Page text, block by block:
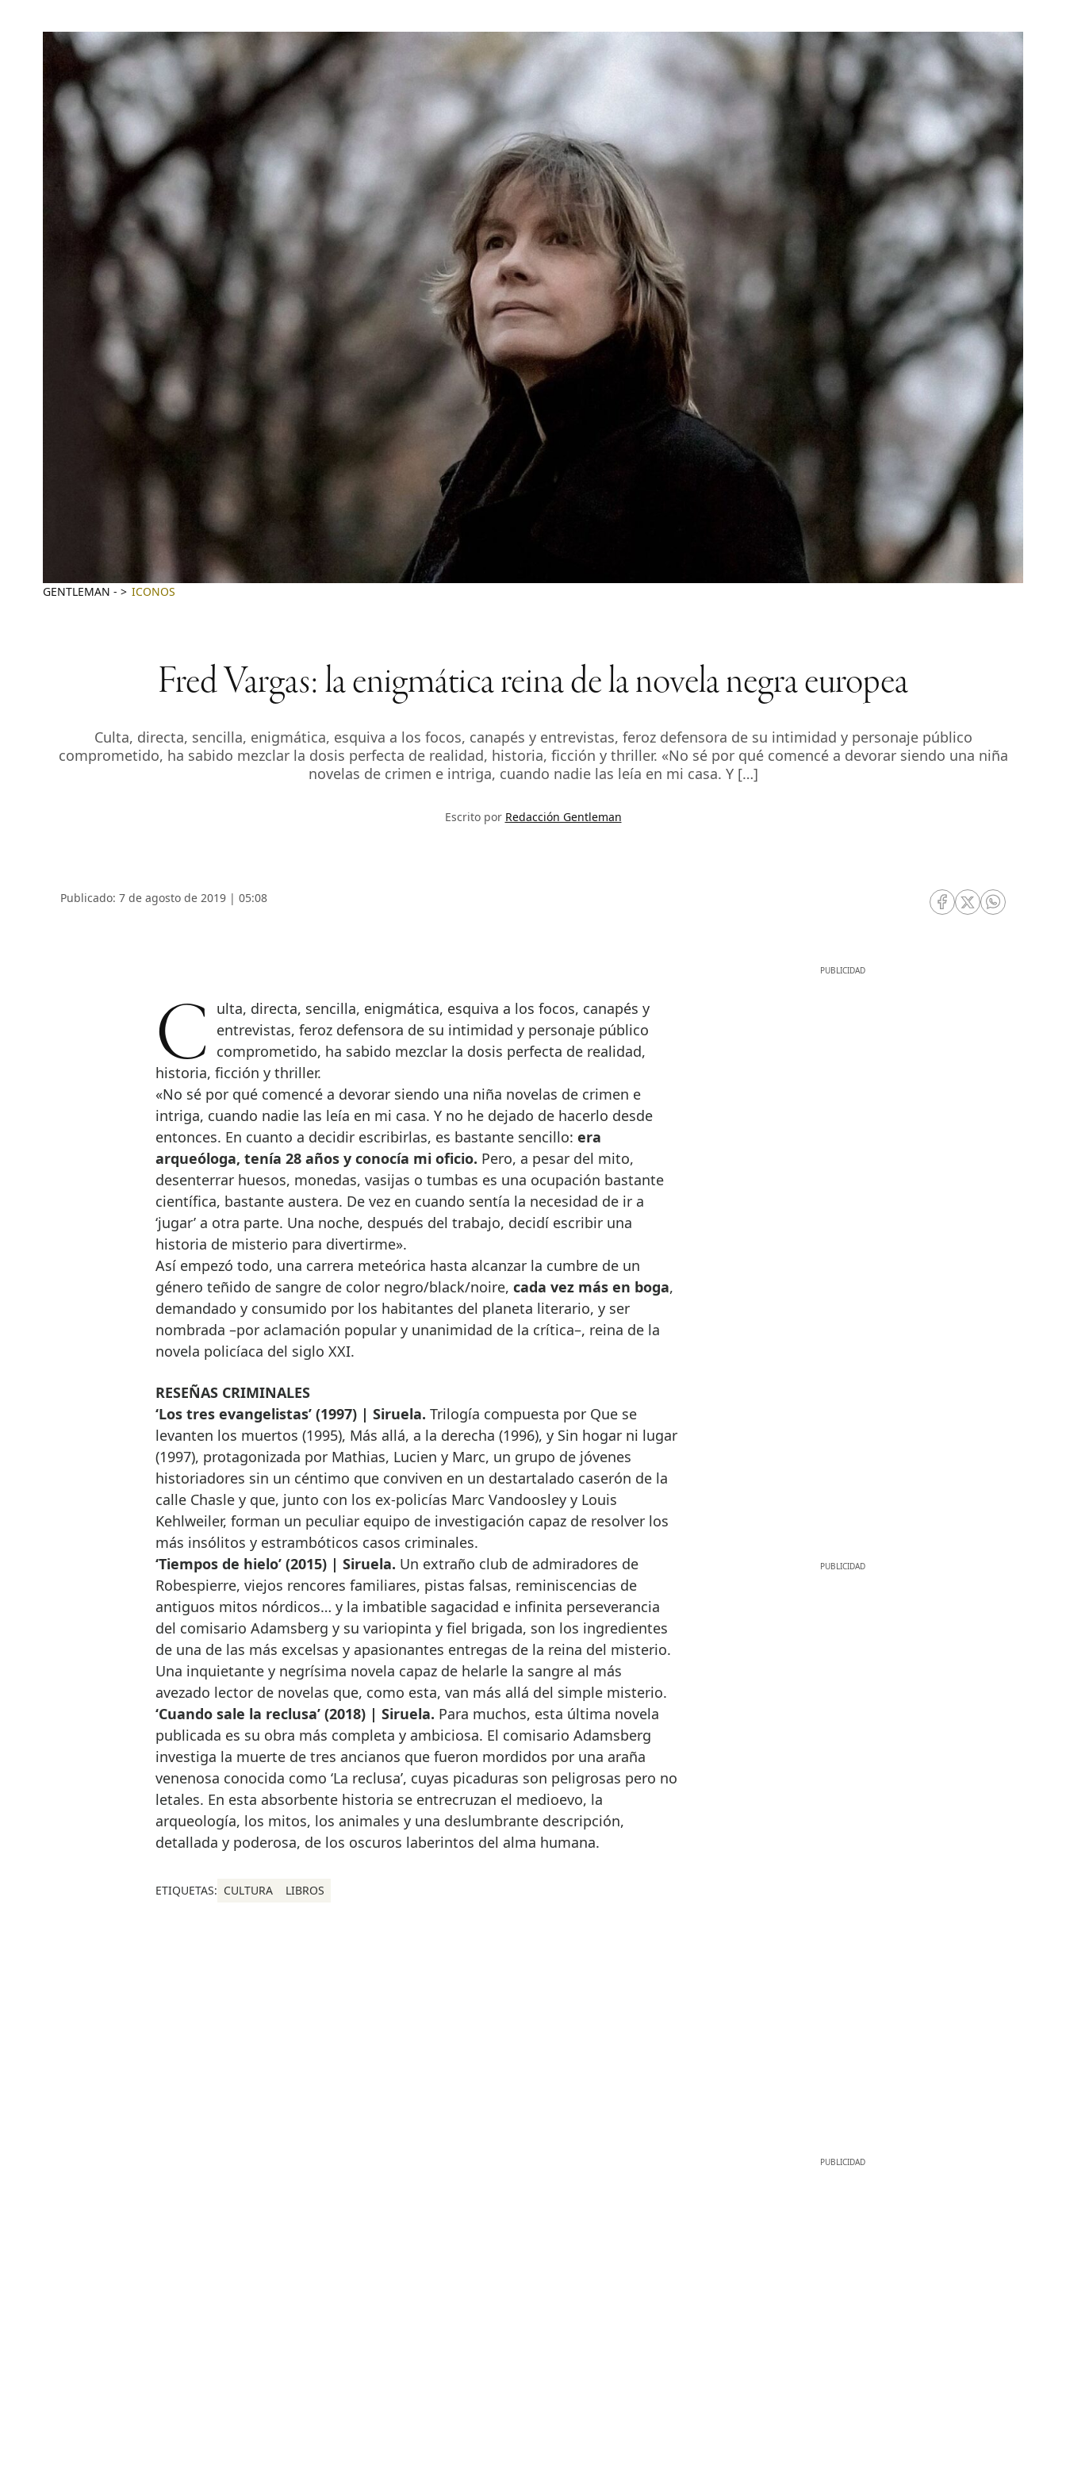
GENTLEMAN - ICONOS
Fred Vargas: la enigmática reina de la novela negra europea
Culta, directa, sencilla, enigmática, esquiva a los focos, canapés y entrevistas, feroz defensora de su intimidad y personaje público
comprometido, ha sabido mezclar la dosis perfecta de realidad, historia, ficción y thriller. «No sé por qué comencé a devorar siendo una niña
novelas de crimen e intriga, cuando nadie las leía en mi casa. Y […]
Escrito por Redacción Gentleman
Publicado: 7 de agosto de 2019 | 05:08
RRSS Facebook
RRSS Twitter
RRSS
Culta, directa, sencilla, enigmática, esquiva a los focos, canapés y
entrevistas, feroz defensora de su intimidad y personaje público
comprometido, ha sabido mezclar la dosis perfecta de realidad,
historia, ficción y thriller.
«No sé por qué comencé a devorar siendo una niña novelas de crimen e
intriga, cuando nadie las leía en mi casa. Y no he dejado de hacerlo desde
entonces. En cuanto a decidir escribirlas, es bastante sencillo: era
arqueóloga, tenía 28 años y conocía mi oficio. Pero, a pesar del mito,
desenterrar huesos, monedas, vasijas o tumbas es una ocupación bastante
científica, bastante austera. De vez en cuando sentía la necesidad de ir a
‘jugar’ a otra parte. Una noche, después del trabajo, decidí escribir una
historia de misterio para divertirme».
Así empezó todo, una carrera meteórica hasta alcanzar la cumbre de un
género teñido de sangre de color negro/black/noire, cada vez más en boga,
demandado y consumido por los habitantes del planeta literario, y ser
nombrada –por aclamación popular y unanimidad de la crítica–, reina de la
novela policíaca del siglo XXI.
RESEÑAS CRIMINALES
‘Los tres evangelistas’ (1997) | Siruela. Trilogía compuesta por Que se
levanten los muertos (1995), Más allá, a la derecha (1996), y Sin hogar ni lugar
(1997), protagonizada por Mathias, Lucien y Marc, un grupo de jóvenes
historiadores sin un céntimo que conviven en un destartalado caserón de la
calle Chasle y que, junto con los ex-policías Marc Vandoosley y Louis
Kehlweiler, forman un peculiar equipo de investigación capaz de resolver los
más insólitos y estrambóticos casos criminales.
‘Tiempos de hielo’ (2015) | Siruela. Un extraño club de admiradores de
Robespierre, viejos rencores familiares, pistas falsas, reminiscencias de
antiguos mitos nórdicos… y la imbatible sagacidad e infinita perseverancia
del comisario Adamsberg y su variopinta y fiel brigada, son los ingredientes
de una de las más excelsas y apasionantes entregas de la reina del misterio.
Una inquietante y negrísima novela capaz de helarle la sangre al más
avezado lector de novelas que, como esta, van más allá del simple misterio.
‘Cuando sale la reclusa’ (2018) | Siruela. Para muchos, esta última novela
publicada es su obra más completa y ambiciosa. El comisario Adamsberg
investiga la muerte de tres ancianos que fueron mordidos por una araña
venenosa conocida como ‘La reclusa’, cuyas picaduras son peligrosas pero no
letales. En esta absorbente historia se entrecruzan el medioevo, la
arqueología, los mitos, los animales y una deslumbrante descripción,
detallada y poderosa, de los oscuros laberintos del alma humana.
ETIQUETAS: CULTURA LIBROS